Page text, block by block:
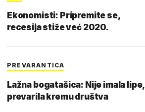
Ekonomisti: Pripremite se,
recesija stiže već 2020.
PREVARANTICA
Lažna bogatašica: Nije imala lipe,
prevarila kremu društva